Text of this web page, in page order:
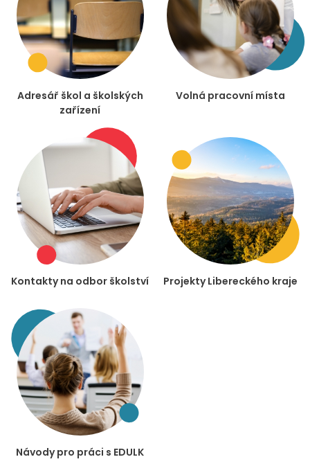
Adresář škol a školských
zařízení
Volná pracovní místa
Kontakty na odbor školství Projekty Libereckého kraje
Návody pro práci s EDULK